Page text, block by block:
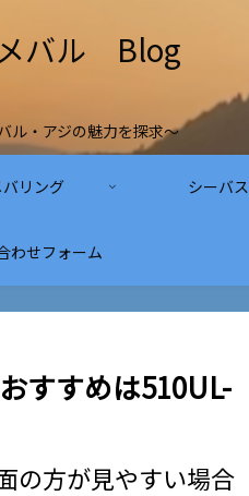
バル Blog
ル・アジの魅力を探求～
バリング シーバス
わせフォーム
すすめは510UL-
の方が見やすい場合